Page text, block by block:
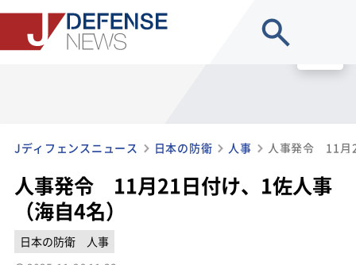
Jディフェンスニュース 日本の防衛 人事 人事発令 11月
人事発令 11月21日付け、1佐人事
（海自4名）
日本の防衛
人事